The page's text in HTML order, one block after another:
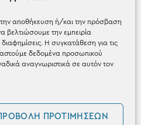
την αποθήκευση ή/και την πρόσβαση
βελτιώσουμε την εμπειρία
Η συγκατάθεση για τις
δεδομένα προσωπικού
αναγνωριστικά σε αυτόν τον
ΠΡΟΤΙΜΉΣΕΩΝ
/ Πεμ / Παρ: 09:00 -